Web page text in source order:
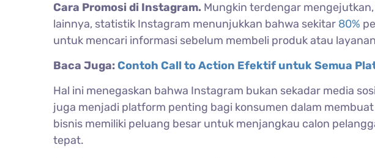
Cara Promosi di Instagram. Mungkin terdengar
lainnya, statistik Instagram menunjukkan bahwa sekitar 80%
untuk mencari informasi sebelum membeli produk atau
Baca Juga:Contoh Call to Action Efektif untuk Semua
Hal ini menegaskan bahwa Instagram bukan sekadar media
juga menjadi platform penting bagi konsumen dalam
bisnis memiliki peluang besar untuk menjangkau calon
tepat.